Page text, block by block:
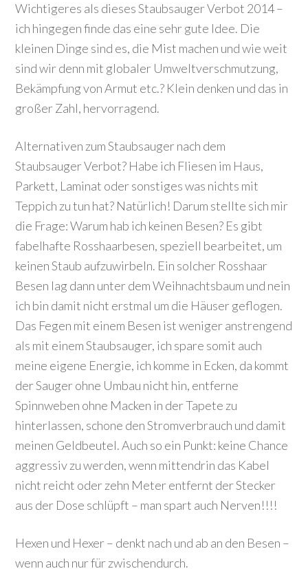
Wichtigeres als dieses Staubsauger Verbot 2014 –
ich hingegen finde das eine sehr gute Idee. Die
kleinen Dinge sind es, die Mist machen und wie weit
sind wir denn mit globaler Umweltverschmutzung,
Bekämpfung von Armut etc.? Klein denken und das in
großer Zahl, hervorragend.
Alternativen zum Staubsauger nach dem
Staubsauger Verbot? Habe ich Fliesen im Haus,
Parkett, Laminat oder sonstiges was nichts mit
Teppich zu tun hat? Natürlich! Darum stellte sich mir
die Frage: Warum hab ich keinen Besen? Es gibt
fabelhafte Rosshaarbesen, speziell bearbeitet, um
keinen Staub aufzuwirbeln. Ein solcher Rosshaar
Besen lag dann unter dem Weihnachtsbaum und nein
ich bin damit nicht erstmal um die Häuser geflogen.
Das Fegen mit einem Besen ist weniger anstrengend
als mit einem Staubsauger, ich spare somit auch
meine eigene Energie, ich komme in Ecken, da kommt
der Sauger ohne Umbau nicht hin, entferne
Spinnweben ohne Macken in der Tapete zu
hinterlassen, schone den Stromverbrauch und damit
meinen Geldbeutel. Auch so ein Punkt: keine Chance
aggressiv zu werden, wenn mittendrin das Kabel
nicht reicht oder zehn Meter entfernt der Stecker
aus der Dose schlüpft – man spart auch Nerven!!!!
Hexen und Hexer – denkt nach und ab an den Besen –
wenn auch nur für zwischendurch.